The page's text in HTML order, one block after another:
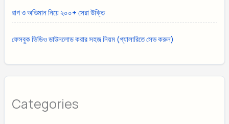
রাগ ও অভিমান নিয়ে ২০০+ সেরা উক্তি
ফেসবুক ভিডিও ডাউনলোড করার সহজ নিয়ম (গ্যালারিতে সেভ করুন)
Categories